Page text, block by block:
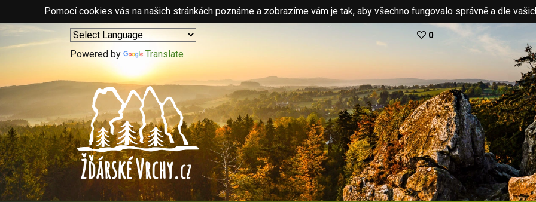
Pomocí cookies vás na našich stránkách poznáme a zobrazíme vám je tak, aby všechno fungovalo správně a dle
Powered by Translate
0